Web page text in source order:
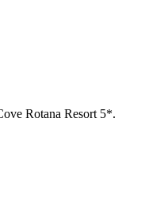
Rotana Resort 5*.